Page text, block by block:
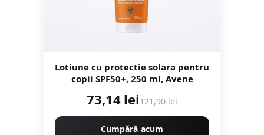
Lotiune cu protectie solara pentru
copii SPF50+, 250 ml, Avene
73,14 lei121,90 lei
Cumpără acum